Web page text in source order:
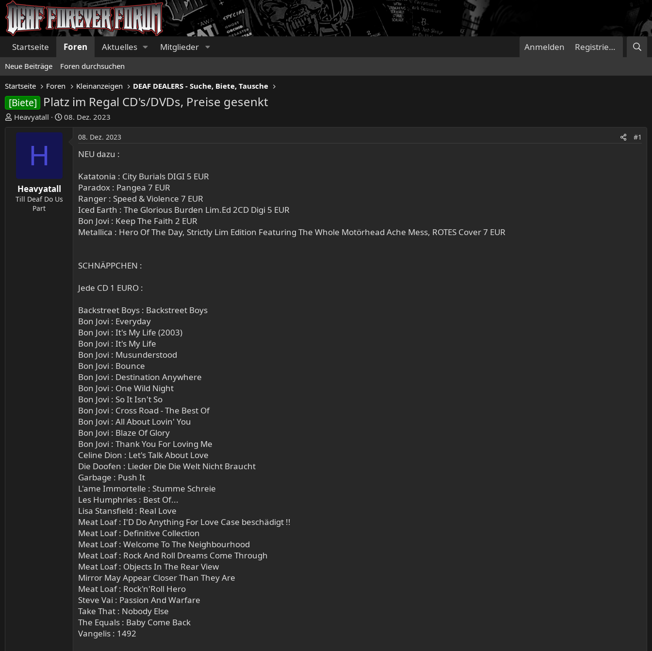
Startseite Foren Aktuelles Mitglieder Anmelden Registrieren
Neue Beiträge Foren durchsuchen
Startseite Foren Kleinanzeigen DEAF DEALERS - Suche, Biete, Tausche
[Biete] Platz im Regal CD's/DVDs, Preise gesenkt
E
r
s
r
Heavyatall
E
r
08. Dez. 2023
H
Heavyatall
Till Deaf Do Us
Part
08. Dez. 2023 #1
NEU dazu :
Katatonia : City Burials DIGI 5 EUR
Paradox : Pangea 7 EUR
Ranger : Speed & Violence 7 EUR
Iced Earth : The Glorious Burden Lim.Ed 2CD Digi 5 EUR
Bon Jovi : Keep The Faith 2 EUR
Metallica : Hero Of The Day, Strictly Lim Edition Featuring The Whole Motörhead Ache Mess, ROTES Cover 7 EUR
SCHNÄPPCHEN :
Jede CD 1 EURO :
Backstreet Boys : Backstreet Boys
Bon Jovi : Everyday
Bon Jovi : It's My Life (2003)
Bon Jovi : It's My Life
Bon Jovi : Musunderstood
Bon Jovi : Bounce
Bon Jovi : Destination Anywhere
Bon Jovi : One Wild Night
Bon Jovi : So It Isn't So
Bon Jovi : Cross Road - The Best Of
Bon Jovi : All About Lovin' You
Bon Jovi : Blaze Of Glory
Bon Jovi : Thank You For Loving Me
Celine Dion : Let's Talk About Love
Die Doofen : Lieder Die Die Welt Nicht Braucht
Garbage : Push It
L'ame Immortelle : Stumme Schreie
Les Humphries : Best Of...
Lisa Stansfield : Real Love
Meat Loaf : I'D Do Anything For Love Case beschädigt !!
Meat Loaf : Definitive Collection
Meat Loaf : Welcome To The Neighbourhood
Meat Loaf : Rock And Roll Dreams Come Through
Meat Loaf : Objects In The Rear View
Mirror May Appear Closer Than They Are
Meat Loaf : Rock'n'Roll Hero
Steve Vai : Passion And Warfare
Take That : Nobody Else
The Equals : Baby Come Back
Vangelis : 1492